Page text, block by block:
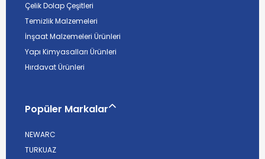
Çelik Dolap Çeşitleri
Temizlik Malzemeleri
İnşaat Malzemeleri Ürünleri
Yapı Kimyasalları Ürünleri
Hırdavat Ürünleri
Popüler Markalar
NEWARC
TURKUAZ